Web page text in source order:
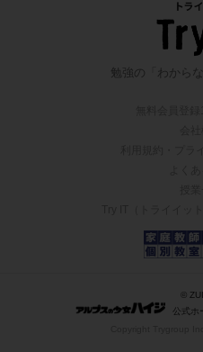
勉強の「わから
©
公式ホ